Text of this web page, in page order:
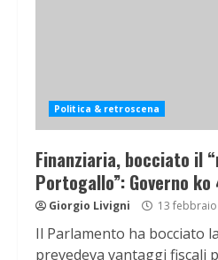
Politica & retroscena
Finanziaria, bocciato il
Portogallo”: Governo
Giorgio Livigni 13
Il Parlamento ha bocciato
prevedeva vantaggi fiscali